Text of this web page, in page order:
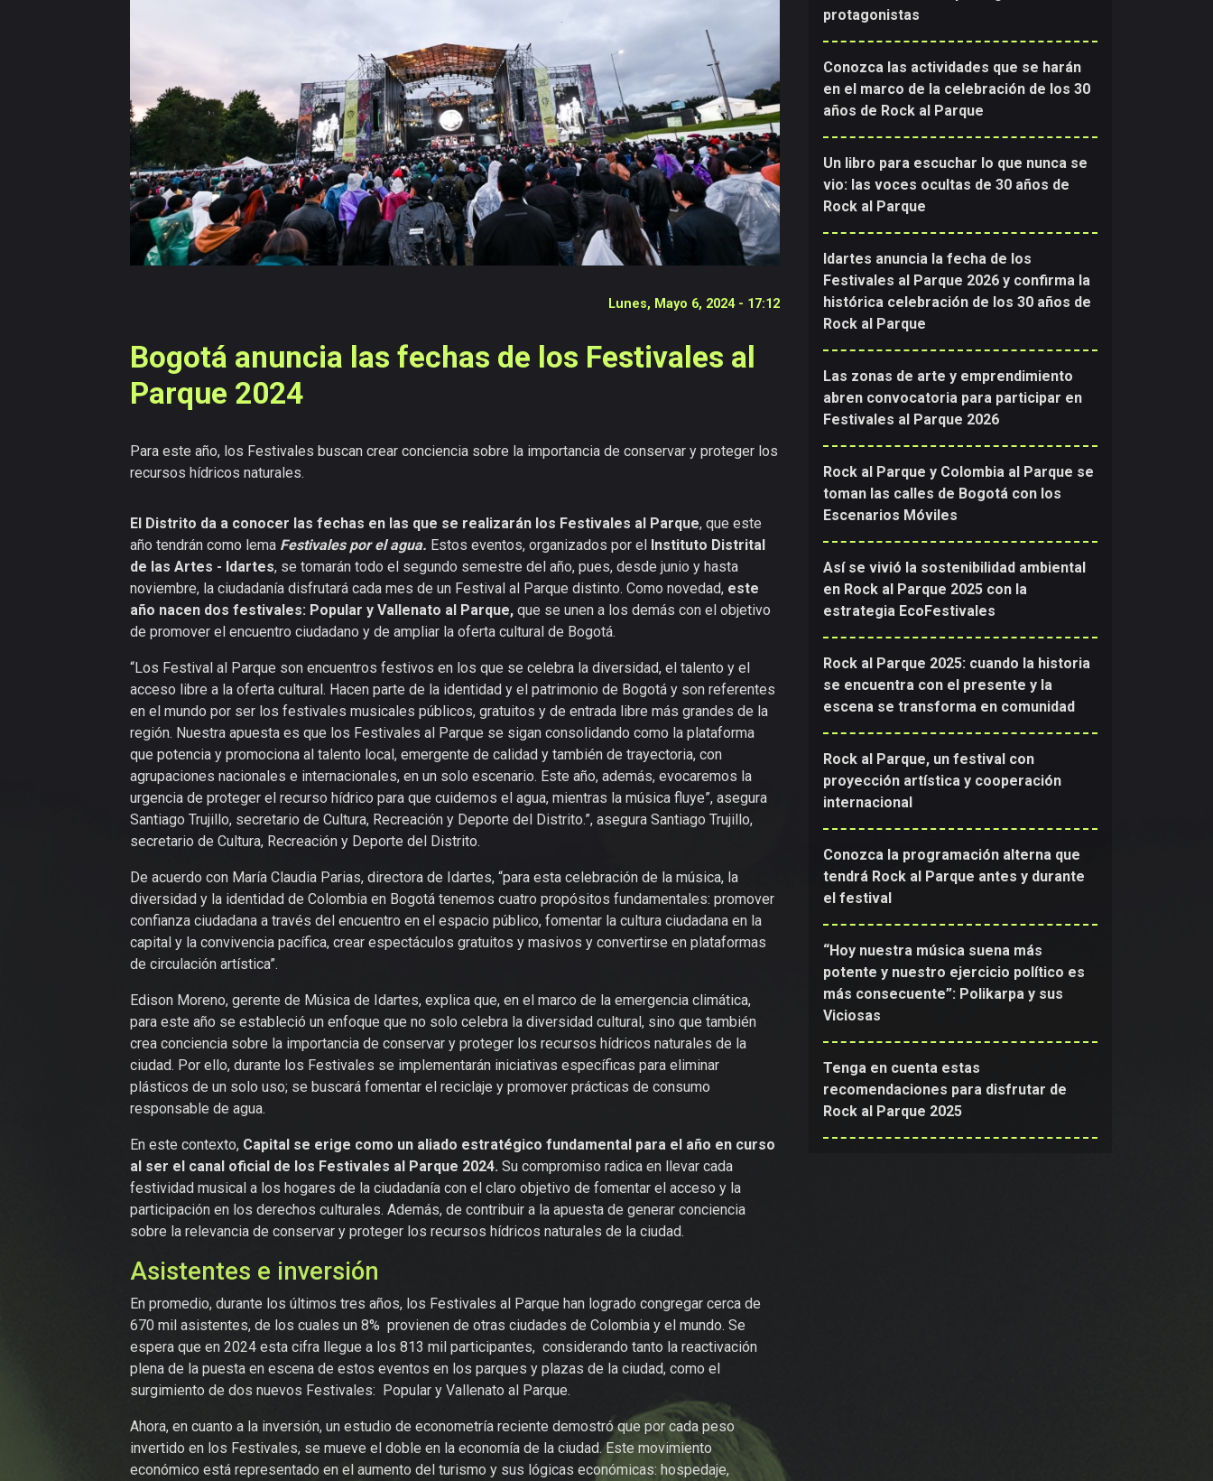
Lunes, Mayo 6, 2024 - 17:12
Bogotá anuncia las fechas de los Festivales al
Parque 2024
Para este año, los Festivales buscan crear conciencia sobre la importancia de conservar y proteger los
recursos hídricos naturales.
El Distrito da a conocer las fechas en las que se realizarán los Festivales al Parque, que este
año tendrán como lema Festivales por el agua. Estos eventos, organizados por el Instituto Distrital
de las Artes - Idartes, se tomarán todo el segundo semestre del año, pues, desde junio y hasta
noviembre, la ciudadanía disfrutará cada mes de un Festival al Parque distinto. Como novedad, este
año nacen dos festivales: Popular y Vallenato al Parque, que se unen a los demás con el objetivo
de promover el encuentro ciudadano y de ampliar la oferta cultural de Bogotá.
“Los Festival al Parque son encuentros festivos en los que se celebra la diversidad, el talento y el
acceso libre a la oferta cultural. Hacen parte de la identidad y el patrimonio de Bogotá y son referentes
en el mundo por ser los festivales musicales públicos, gratuitos y de entrada libre más grandes de la
región. Nuestra apuesta es que los Festivales al Parque se sigan consolidando como la plataforma
que potencia y promociona al talento local, emergente de calidad y también de trayectoria, con
agrupaciones nacionales e internacionales, en un solo escenario. Este año, además, evocaremos la
urgencia de proteger el recurso hídrico para que cuidemos el agua, mientras la música fluye”, asegura
Santiago Trujillo, secretario de Cultura, Recreación y Deporte del Distrito.”, asegura Santiago Trujillo,
secretario de Cultura, Recreación y Deporte del Distrito.
De acuerdo con María Claudia Parias, directora de Idartes, “para esta celebración de la música, la
diversidad y la identidad de Colombia en Bogotá tenemos cuatro propósitos fundamentales: promover
confianza ciudadana a través del encuentro en el espacio público, fomentar la cultura ciudadana en la
capital y la convivencia pacífica, crear espectáculos gratuitos y masivos y convertirse en plataformas
de circulación artística”.
Edison Moreno, gerente de Música de Idartes, explica que, en el marco de la emergencia climática,
para este año se estableció un enfoque que no solo celebra la diversidad cultural, sino que también
crea conciencia sobre la importancia de conservar y proteger los recursos hídricos naturales de la
ciudad. Por ello, durante los Festivales se implementarán iniciativas específicas para eliminar
plásticos de un solo uso; se buscará fomentar el reciclaje y promover prácticas de consumo
responsable de agua.
En este contexto, Capital se erige como un aliado estratégico fundamental para el año en curso
al ser el canal oficial de los Festivales al Parque 2024. Su compromiso radica en llevar cada
festividad musical a los hogares de la ciudadanía con el claro objetivo de fomentar el acceso y la
participación en los derechos culturales. Además, de contribuir a la apuesta de generar conciencia
sobre la relevancia de conservar y proteger los recursos hídricos naturales de la ciudad.
Asistentes e inversión
En promedio, durante los últimos tres años, los Festivales al Parque han logrado congregar cerca de
670 mil asistentes, de los cuales un 8% provienen de otras ciudades de Colombia y el mundo. Se
espera que en 2024 esta cifra llegue a los 813 mil participantes, considerando tanto la reactivación
plena de la puesta en escena de estos eventos en los parques y plazas de la ciudad, como el
surgimiento de dos nuevos Festivales: Popular y Vallenato al Parque.
Ahora, en cuanto a la inversión, un estudio de econometría reciente demostró que por cada peso
invertido en los Festivales, se mueve el doble en la economía de la ciudad. Este movimiento
económico está representado en el aumento del turismo y sus lógicas económicas: hospedaje,
protagonistas
Conozca las actividades que se harán
en el marco de la celebración de los 30
años de Rock al Parque
Un libro para escuchar lo que nunca se
vio: las voces ocultas de 30 años de
Rock al Parque
Idartes anuncia la fecha de los
Festivales al Parque 2026 y confirma la
histórica celebración de los 30 años de
Rock al Parque
Las zonas de arte y emprendimiento
abren convocatoria para participar en
Festivales al Parque 2026
Rock al Parque y Colombia al Parque se
toman las calles de Bogotá con los
Escenarios Móviles
Así se vivió la sostenibilidad ambiental
en Rock al Parque 2025 con la
estrategia EcoFestivales
Rock al Parque 2025: cuando la historia
se encuentra con el presente y la
escena se transforma en comunidad
Rock al Parque, un festival con
proyección artística y cooperación
internacional
Conozca la programación alterna que
tendrá Rock al Parque antes y durante
el festival
“Hoy nuestra música suena más
potente y nuestro ejercicio político es
más consecuente”: Polikarpa y sus
Viciosas
Tenga en cuenta estas
recomendaciones para disfrutar de
Rock al Parque 2025